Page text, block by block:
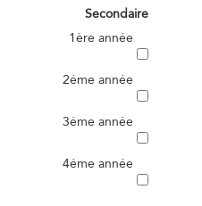
Secondaire
1ère année
2éme année
3éme année
4éme année